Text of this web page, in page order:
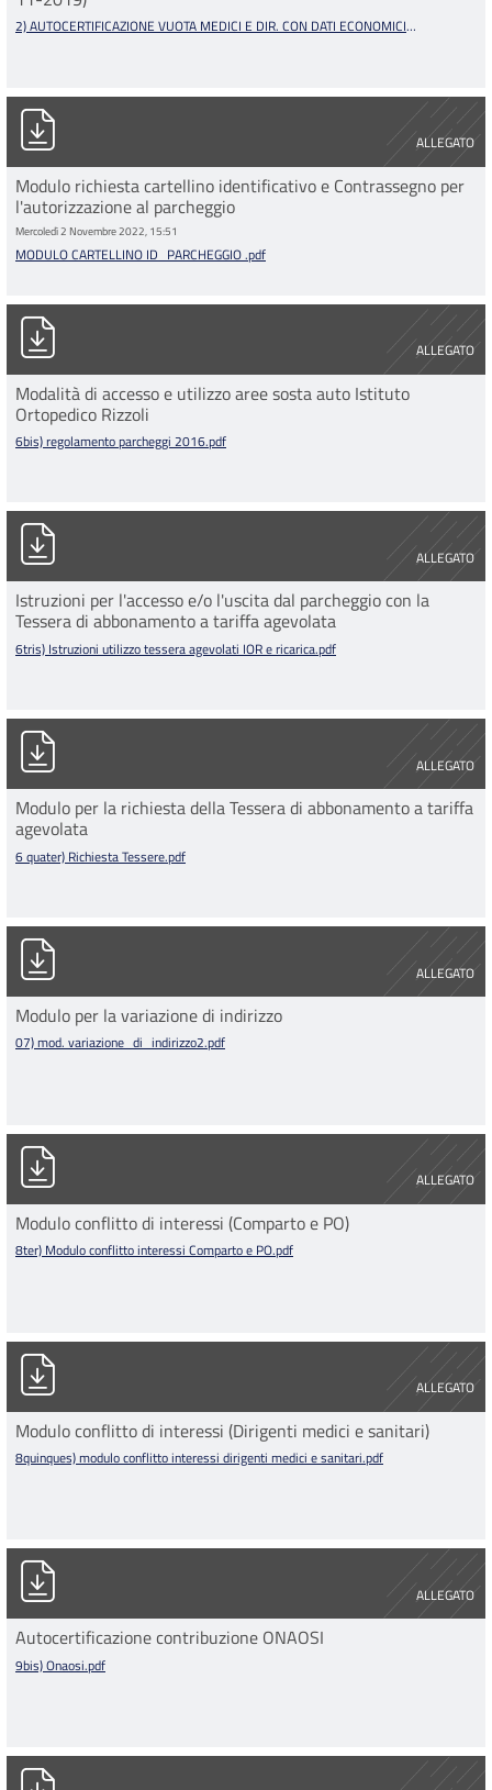
2) AUTOCERTIFICAZIONE VUOTA MEDICI E DIR. CON DATI ECONOMICI
ALLEGATO
MODULO CARTELLINO ID_PARCHEGGIO .pdf
Modulo richiesta cartellino identificativo e Contrassegno per
l'autorizzazione al parcheggio
Mercoledì 2 Novembre 2022, 15:51
MODULO CARTELLINO ID_PARCHEGGIO .pdf
ALLEGATO
6bis) regolamento parcheggi 2016.pdf
Modalità di accesso e utilizzo aree sosta auto Istituto
Ortopedico Rizzoli
6bis) regolamento parcheggi 2016.pdf
ALLEGATO
6tris) Istruzioni utilizzo tessera agevolati IOR e ricarica.pdf
Istruzioni per l'accesso e/o l'uscita dal parcheggio con la
Tessera di abbonamento a tariffa agevolata
6tris) Istruzioni utilizzo tessera agevolati IOR e ricarica.pdf
ALLEGATO
6 quater) Richiesta Tessere.pdf
Modulo per la richiesta della Tessera di abbonamento a tariffa
agevolata
6 quater) Richiesta Tessere.pdf
ALLEGATO
07) mod. variazione_di_indirizzo2.pdf
Modulo per la variazione di indirizzo
07) mod. variazione_di_indirizzo2.pdf
ALLEGATO
8ter) Modulo conflitto interessi Comparto e PO.pdf
Modulo conflitto di interessi (Comparto e PO)
8ter) Modulo conflitto interessi Comparto e PO.pdf
ALLEGATO
8quinques) modulo conflitto interessi dirigenti medici e
Modulo conflitto di interessi (Dirigenti medici e sanitari)
8quinques) modulo conflitto interessi dirigenti medici e sanitari.pdf
ALLEGATO
9bis) Onaosi.pdf
Autocertificazione contribuzione ONAOSI
9bis) Onaosi.pdf
09ter) modulo associazioni organizzazioni.pdf